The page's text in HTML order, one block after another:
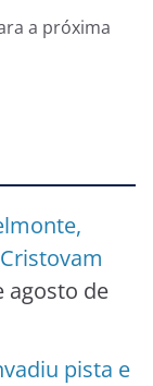
a próxima
agosto de
pista e